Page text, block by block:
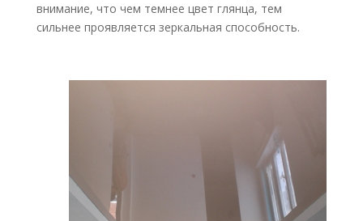
внимание, что чем темнее цвет глянца, тем
сильнее проявляется зеркальная способность.